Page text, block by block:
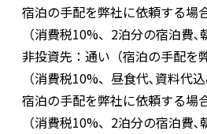
宿泊の手配を弊社に依頼する
（消費税10%、2泊分の宿泊費､
非投資先：通い（宿泊の手配
（消費税10%、昼食代､資料代込
宿泊の手配を弊社に依頼する
（消費税10%、2泊分の宿泊費､